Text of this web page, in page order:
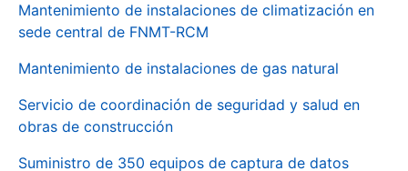
Mantenimiento de instalaciones de climatización en
sede central de FNMT-RCM
Mantenimiento de instalaciones de gas natural
Servicio de coordinación de seguridad y salud en
obras de construcción
Suministro de 350 equipos de captura de datos